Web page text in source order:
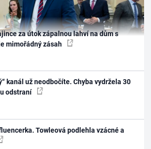
za útok zápalnou lahví na dům s
mimořádný zásah
kanál už neodbočíte. Chyba vydržela 30
odstraní
Towleová podlehla vzácné a